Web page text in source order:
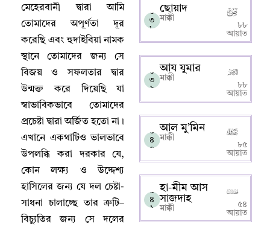
মেহেরবানী দ্বারা আমি
তোমাদের অপূর্ণতা দূর
করেছি এবং হুদাইবিয়া নামক
স্থানে তোমাদের জন্য সে
বিজয় ও সফলতার দ্বার
উন্মক্ত করে দিয়েছি যা
স্বাভাবিকভাবে তোমাদের
প্রচেষ্টা দ্বারা অর্জিত হতো না ।
এখানে একথাটিও ভালভাবে
উপলব্ধি করা দরকার যে,
কোন লক্ষ্য ও উদ্দেশ্য
হাসিলের জন্য যে দল চেষ্টা-
সাধনা চালাচ্ছে তার ত্রুটি–
বিচ্যুতির জন্য সে দলের
০
৩
৮
ছোয়াদ
মাক্কী
৮৮
আয়াত
০
৩
৯
আয যুমার
মাক্কী
৮৮
আয়াত
০
৪
০
আল মু’মিন
মাক্কী
৮৫
আয়াত
০
৪
১
হা-মীম আস
সাজদাহ
মাক্কী
৫৪
আয়াত